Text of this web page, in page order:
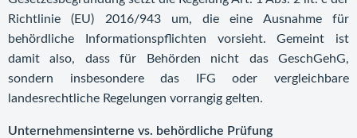
Richtlinie (EU) 2016/943 um, die eine Ausnahme für
behördliche Informationspflichten vorsieht. Gemeint ist
damit also, dass für Behörden nicht das GeschGehG,
sondern insbesondere das IFG oder vergleichbare
landesrechtliche Regelungen vorrangig gelten.
Unternehmensinterne vs. behördliche Prüfung